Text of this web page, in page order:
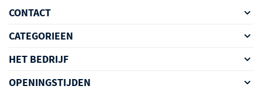
CONTACT
CATEGORIEEN
HET BEDRIJF
OPENINGSTIJDEN